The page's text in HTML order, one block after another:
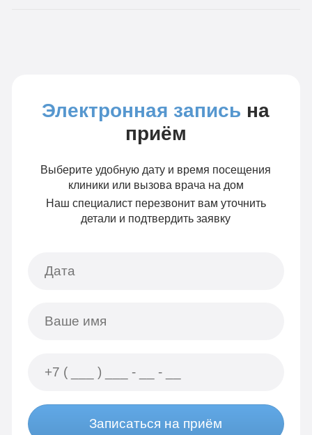
Электронная запись на
приём
Выберите удобную дату и время посещения
клиники или вызова врача на дом
Наш специалист перезвонит вам уточнить
детали и подтвердить заявку
Записаться на приём